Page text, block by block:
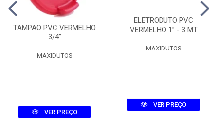
TAMPAO PVC VERMELHO
3/4”
MAXIDUTOS
VER PREÇO
ELETRODUTO PVC
VERMELHO 1” - 3 MT
MAXIDUTOS
VER PREÇO